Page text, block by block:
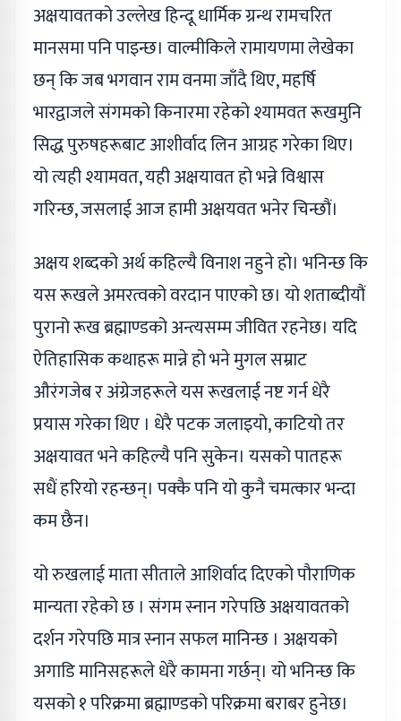
अक्षयावतको उल्लेख हिन्दू धार्मिक ग्रन्थ रामचरित
मानसमा पनि पाइन्छ। वाल्मीकिले रामायणमा लेखेका
छन् कि जब भगवान राम वनमा जाँदै थिए, महर्षि
भारद्वाजले संगमको किनारमा रहेको श्यामवत रूखमुनि
सिद्ध पुरुषहरूबाट आशीर्वाद लिन आग्रह गरेका थिए।
यो त्यही श्यामवत, यही अक्षयावत हो भन्ने विश्वास
गरिन्छ, जसलाई आज हामी अक्षयवत भनेर चिन्छौं।
अक्षय शब्दको अर्थ कहिल्यै विनाश नहुने हो। भनिन्छ कि
यस रूखले अमरत्वको वरदान पाएको छ। यो शताब्दीयौं
पुरानो रूख ब्रह्माण्डको अन्त्यसम्म जीवित रहनेछ। यदि
ऐतिहासिक कथाहरू मान्ने हो भने मुगल सम्राट
औरंगजेब र अंग्रेजहरूले यस रूखलाई नष्ट गर्न धेरै
प्रयास गरेका थिए । धेरै पटक जलाइयो, काटियो तर
अक्षयावत भने कहिल्यै पनि सुकेन। यसको पातहरू
सधैं हरियो रहन्छन्। पक्कै पनि यो कुनै चमत्कार भन्दा
कम छैन।
यो रुखलाई माता सीताले आशिर्वाद दिएको पौराणिक
मान्यता रहेको छ । संगम स्नान गरेपछि अक्षयावतको
दर्शन गरेपछि मात्र स्नान सफल मानिन्छ । अक्षयको
अगाडि मानिसहरूले धेरै कामना गर्छन्। यो भनिन्छ कि
यसको १ परिक्रमा ब्रह्माण्डको परिक्रमा बराबर हुनेछ।